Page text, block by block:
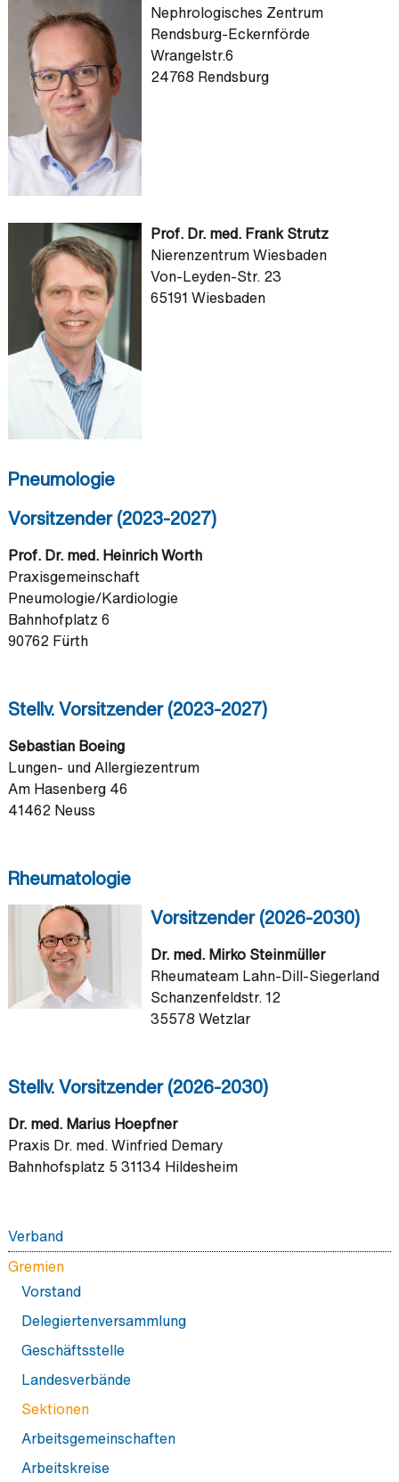
Nephrologisches Zentrum
Rendsburg-Eckernförde
Wrangelstr.6
24768 Rendsburg
Prof. Dr. med. Frank Strutz
Nierenzentrum Wiesbaden
Von-Leyden-Str. 23
65191 Wiesbaden
Pneumologie
Vorsitzender (2023-2027)
Prof. Dr. med. Heinrich Worth
Praxisgemeinschaft
Pneumologie/Kardiologie
Bahnhofplatz 6
90762 Fürth
Stellv. Vorsitzender (2023-2027)
Sebastian Boeing
Lungen- und Allergiezentrum
Am Hasenberg 46
41462 Neuss
Rheumatologie
Vorsitzender (2026-2030)
Dr. med. Mirko Steinmüller
Rheumateam Lahn-Dill-Siegerland
Schanzenfeldstr. 12
35578 Wetzlar
Stellv. Vorsitzender (2026-2030)
Dr. med. Marius Hoepfner
Praxis Dr. med. Winfried Demary
Bahnhofsplatz 5 31134 Hildesheim
Verband
Das macht uns aus
Partner
Verbandstermine
Schirmherrschaften
Ehrungen
Gremien
Vorstand
Delegiertenversammlung
Geschäftsstelle
Landesverbände
Sektionen
Arbeitsgemeinschaften
Arbeitskreise